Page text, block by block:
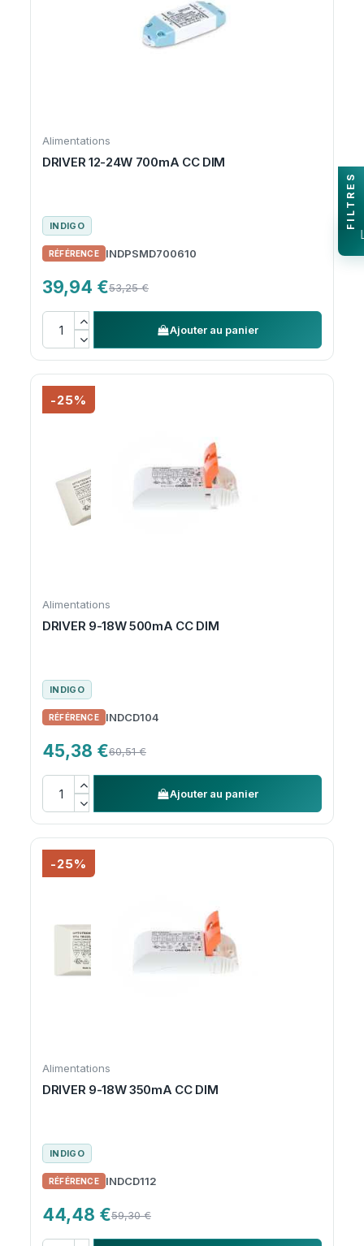
Alimentations
DRIVER 12-24W 700mA CC DIM
INDIGO
INDPSMD700610
39,94 €53,25 €
Ajouter au panier
-25%
Alimentations
DRIVER 9-18W 500mA CC DIM
INDIGO
INDCD104
45,38 €60,51 €
Ajouter au panier
-25%
Alimentations
DRIVER 9-18W 350mA CC DIM
INDIGO
INDCD112
44,48 €59,30 €
FILTRES